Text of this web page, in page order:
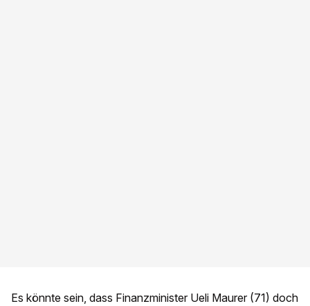
Es könnte sein, dass Finanzminister Ueli Maurer (71) doch